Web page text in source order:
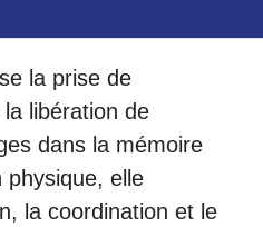
la prise de
libération de
dans la mémoire
physique, elle
la coordination et le